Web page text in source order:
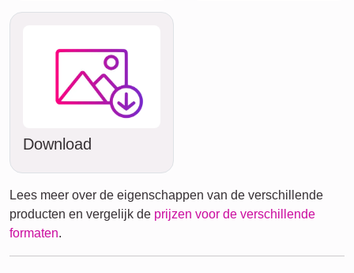
Download
Lees meer over de eigenschappen van de verschillende
producten en vergelijk de prijzen voor de verschillende
formaten.